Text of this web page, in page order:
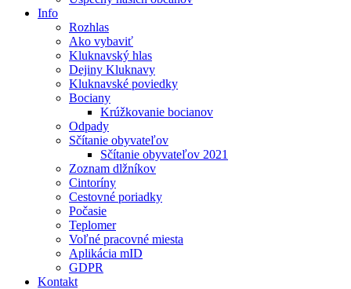
Info
Rozhlas
Ako vybaviť
Kluknavský hlas
Dejiny Kluknavy
Kluknavské poviedky
Bociany
Krúžkovanie bocianov
Odpady
Sčítanie obyvateľov
Sčítanie obyvateľov 2021
Zoznam dlžníkov
Cintoríny
Cestovné poriadky
Počasie
Teplomer
Voľné pracovné miesta
Aplikácia mID
GDPR
Kontakt